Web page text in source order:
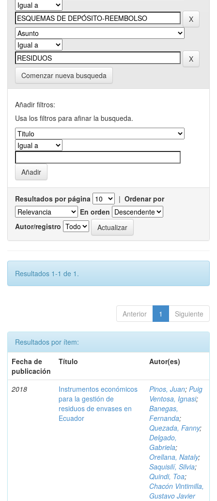
Comenzar nueva busqueda
Añadir filtros:
Usa los filtros para afinar la busqueda.
Resultados por página | Ordenar por
En orden
Autor/registro
Resultados 1-1 de 1.
Anterior 1 Siguiente
Resultados por ítem:
Fecha de
publicación
Título Autor(es)
2018
Instrumentos económicos
para la gestión de
residuos de envases en
Ecuador
Pinos, Juan; Puig
Ventosa, Ignasi;
Banegas,
Fernanda;
Quezada, Fanny;
Delgado,
Gabriela;
Orellana, Nataly;
Saquisilí, Silvia;
Quindi, Toa;
Chacón Vintimilla,
Gustavo Javier